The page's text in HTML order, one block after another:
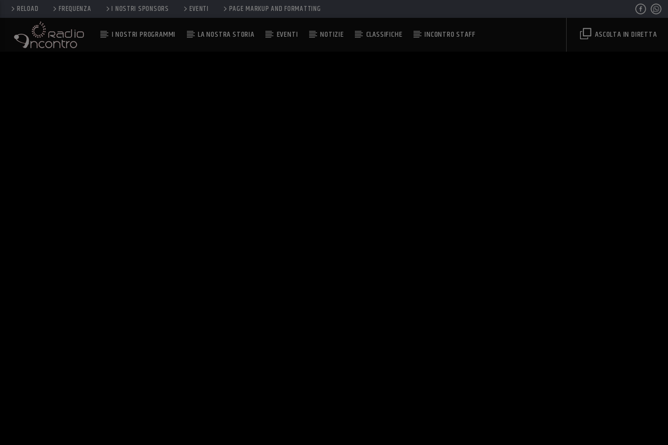
RELOAD FREQUENZA I NOSTRI SPONSORS EVENTI PAGE MARKUP AND FORMATTING
I NOSTRI PROGRAMMI LA NOSTRA STORIA EVENTI NOTIZIE CLASSIFICHE INCONTRO STAFF ASCOLTA IN DIRETTA